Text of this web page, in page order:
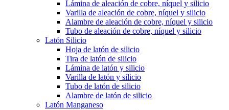
Lámina de aleación de cobre, níquel y silicio
Varilla de aleación de cobre, níquel y silicio
Alambre de aleación de cobre, níquel y silicio
Tubo de aleación de cobre, níquel y silicio
Latón Silicio
Hoja de latón de silicio
Tira de latón de silicio
Lámina de latón y silicio
Varilla de latón y silicio
Tubo de latón de silicio
Alambre de latón de silicio
Latón Manganeso